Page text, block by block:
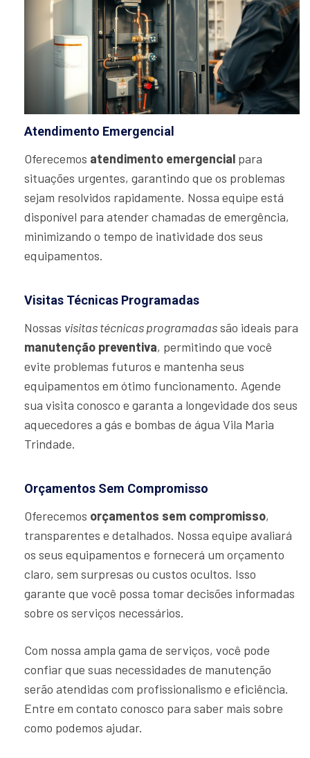
Atendimento Emergencial
Oferecemos atendimento emergencial para
situações urgentes, garantindo que os problemas
sejam resolvidos rapidamente. Nossa equipe está
disponível para atender chamadas de emergência,
minimizando o tempo de inatividade dos seus
equipamentos.
Visitas Técnicas Programadas
Nossas visitas técnicas programadassão ideais para
manutenção preventiva, permitindo que você
evite problemas futuros e mantenha seus
equipamentos em ótimo funcionamento. Agende
sua visita conosco e garanta a longevidade dos seus
aquecedores a gás e bombas de água Vila Maria
Trindade.
Orçamentos Sem Compromisso
Oferecemos orçamentos sem compromisso,
transparentes e detalhados. Nossa equipe avaliará
os seus equipamentos e fornecerá um orçamento
claro, sem surpresas ou custos ocultos. Isso
garante que você possa tomar decisões informadas
sobre os serviços necessários.
Com nossa ampla gama de serviços, você pode
confiar que suas necessidades de manutenção
serão atendidas com profissionalismo e eficiência.
Entre em contato conosco para saber mais sobre
como podemos ajudar.